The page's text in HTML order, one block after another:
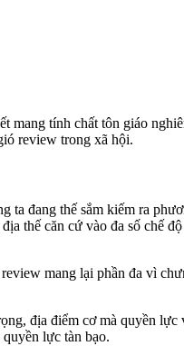
tính chất tôn giáo
review trong xã hội.
đang thế sắm kiếm ra
thế căn cứ vào đa số chế
mang lại phần đa vì
địa điểm cơ mà quyền lực
lực tàn bạo.